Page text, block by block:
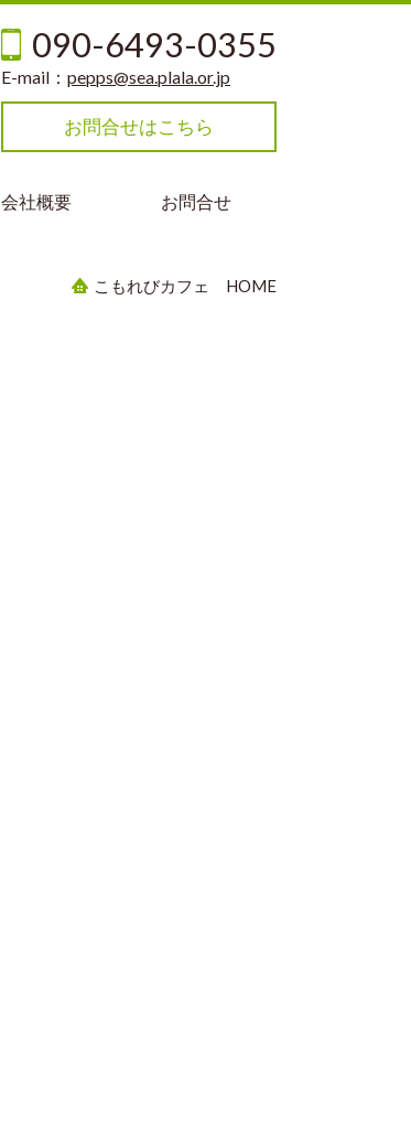
090-6493-0355
E-mail： pepps@sea.plala.or.jp
お問合せはこちら
会社概要 お問合せ
こもれびカフェ HOME